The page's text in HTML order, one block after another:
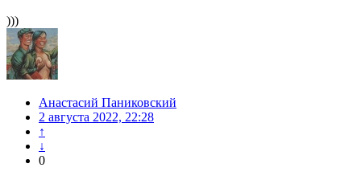
)))
Анастасий Паниковский
2 августа 2022, 22:28
↑
↓
0